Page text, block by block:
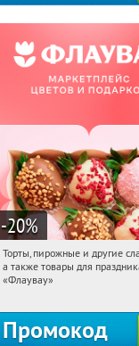
-20%
05:55:43
Россия
Торты, пирожные и другие
а также товары для
«Флаувау»
Промокод